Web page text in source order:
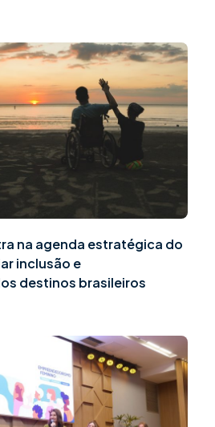
na agenda estratégica do
inclusão e
destinos brasileiros